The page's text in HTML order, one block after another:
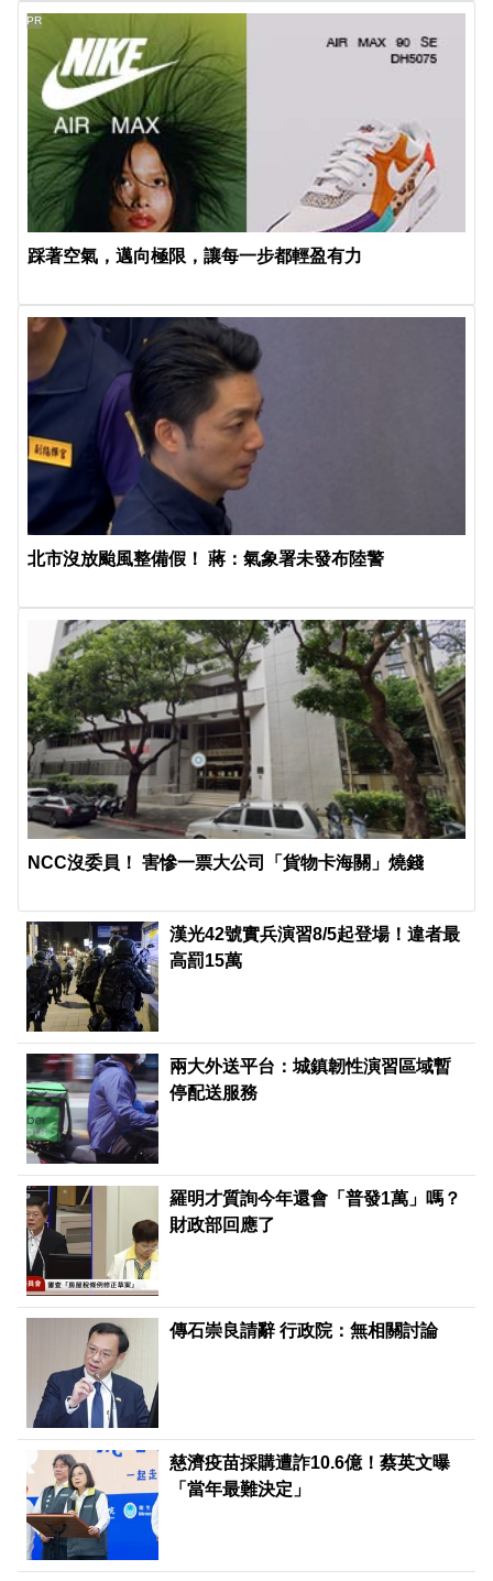
踩著空氣，邁向極限，讓每一步都輕盈有力
PR
北市沒放颱風整備假！ 蔣：氣象署未發布陸警
NCC沒委員！ 害慘一票大公司「貨物卡海關」燒錢
漢光42號實兵演習8/5起登場！違者最
高罰15萬
兩大外送平台：城鎮韌性演習區域暫
停配送服務
羅明才質詢今年還會「普發1萬」嗎？
財政部回應了
傳石崇良請辭 行政院：無相關討論
慈濟疫苗採購遭詐10.6億！蔡英文曝
「當年最難決定」